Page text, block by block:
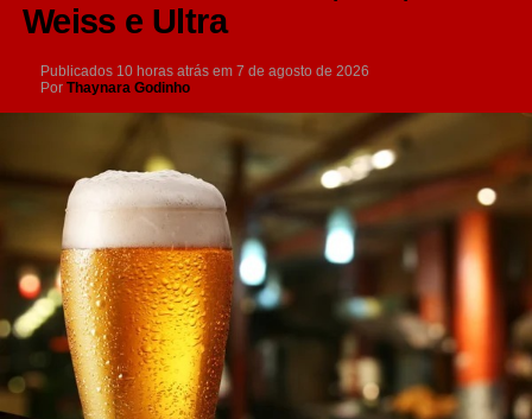
Weiss e Ultra
Publicados 10 horas atrás em 7 de agosto de 2026
Por Thaynara Godinho